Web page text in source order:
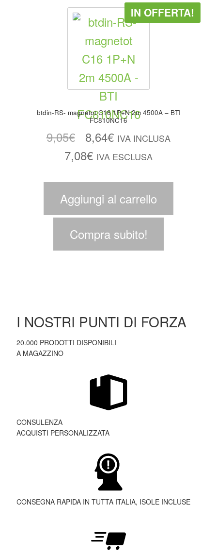
btdin-RS- magnetot C16 1P+N 2m 4500A – BTI
FC810NC16
IN OFFERTA!
9,05€ 8,64€ IVA INCLUSA
7,08€ IVA ESCLUSA
Aggiungi al carrello
Compra subito!
I NOSTRI PUNTI DI FORZA
20.000 PRODOTTI DISPONIBILI
A MAGAZZINO
CONSULENZA
ACQUISTI PERSONALIZZATA
CONSEGNA RAPIDA IN TUTTA ITALIA, ISOLE INCLUSE